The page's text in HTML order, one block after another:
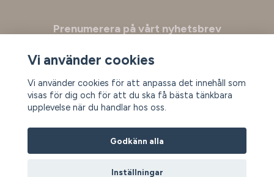
Prenumerera på vårt nyhetsbrev
Vi använder cookies
Vi använder cookies för att anpassa det innehåll som
visas för dig och för att du ska få bästa tänkbara
upplevelse när du handlar hos oss.
Godkänn alla
Inställningar